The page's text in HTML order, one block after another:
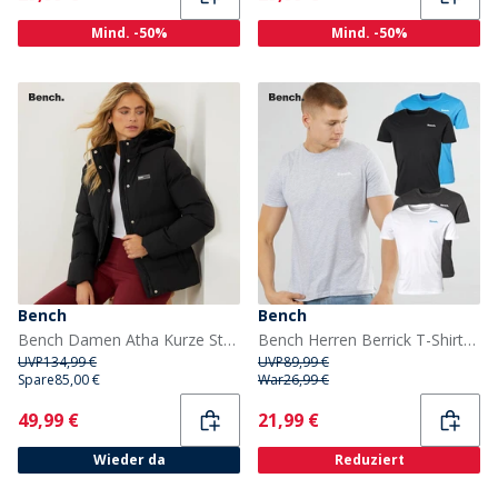
Mind. -50% Mind. -50%
Bench
Bench Damen Atha Kurze Steppjacke Schwarz
UVP134,99 €
Spare85,00 €
Current
49,99 €
Wieder da
Bench
Bench Herren Berrick T-Shirts Mehrfarbig
UVP89,99 €
War26,99 €
Current
21,99 €
Reduziert